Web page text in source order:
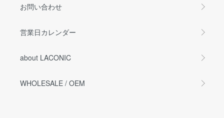
お問い合わせ
営業日カレンダー
about LACONIC
WHOLESALE / OEM